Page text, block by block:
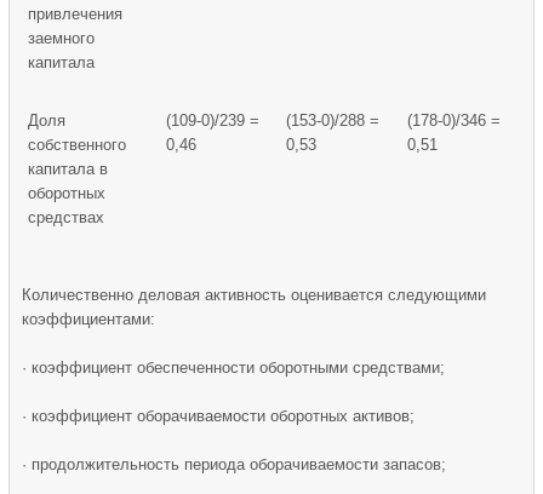
привлечения
заемного
капитала
Доля
собственного
капитала в
оборотных
средствах
(109-0)/239 =
0,46
(153-0)/288 =
0,53
(178-0)/346 =
0,51
Количественно деловая активность оценивается следующими
коэффициентами:
· коэффициент обеспеченности оборотными средствами;
· коэффициент оборачиваемости оборотных активов;
· продолжительность периода оборачиваемости запасов;